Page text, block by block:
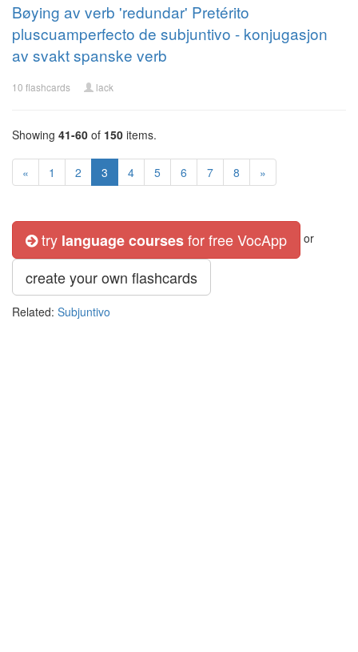
Bøying av verb 'redundar' Pretérito
pluscuamperfecto de subjuntivo - konjugasjon
av svakt spanske verb
10 flashcards lack
Showing 41-60 of 150 items.
« 1 2 3 4 5 6 7 8 »
try language coursesfor free VocApp or
create your own flashcards
Related: Subjuntivo